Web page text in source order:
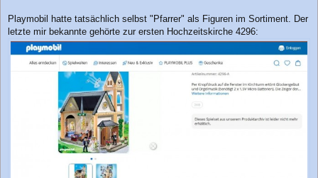
a
Playmobil hatte tatsächlich selbst "Pfarrer" als Figuren im Sortiment. Der
letzte mir bekannte gehörte zur ersten Hochzeitskirche 4296: